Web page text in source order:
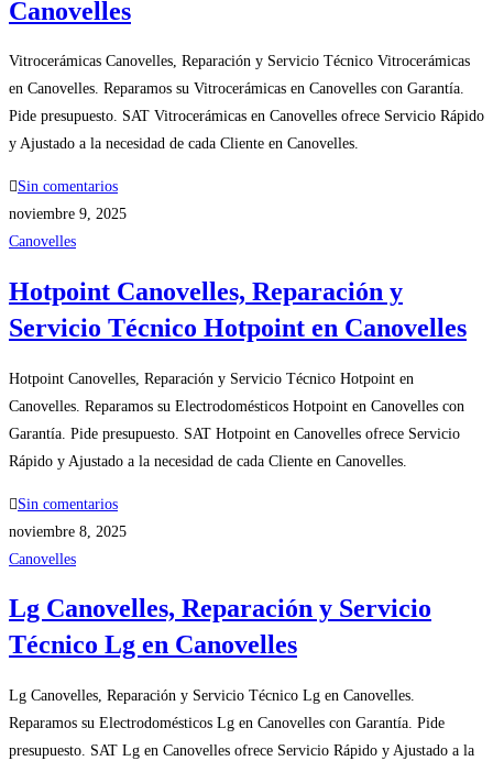
Canovelles
Vitrocerámicas Canovelles, Reparación y Servicio Técnico Vitrocerámicas
en Canovelles. Reparamos su Vitrocerámicas en Canovelles con Garantía.
Pide presupuesto. SAT Vitrocerámicas en Canovelles ofrece Servicio Rápido
y Ajustado a la necesidad de cada Cliente en Canovelles.
Sin comentarios
noviembre 9, 2025
Canovelles
Hotpoint Canovelles, Reparación y
Servicio Técnico Hotpoint en Canovelles
Hotpoint Canovelles, Reparación y Servicio Técnico Hotpoint en
Canovelles. Reparamos su Electrodomésticos Hotpoint en Canovelles con
Garantía. Pide presupuesto. SAT Hotpoint en Canovelles ofrece Servicio
Rápido y Ajustado a la necesidad de cada Cliente en Canovelles.
Sin comentarios
noviembre 8, 2025
Canovelles
Lg Canovelles, Reparación y Servicio
Técnico Lg en Canovelles
Lg Canovelles, Reparación y Servicio Técnico Lg en Canovelles.
Reparamos su Electrodomésticos Lg en Canovelles con Garantía. Pide
presupuesto. SAT Lg en Canovelles ofrece Servicio Rápido y Ajustado a la